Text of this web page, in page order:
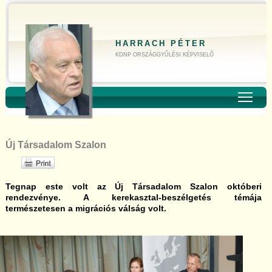
HARRACH PÉTER
KDNP ORSZÁGGYŰLÉSI KÉPVISELŐ
Új Társadalom Szalon
Tegnap este volt az Új Társadalom Szalon októberi
rendezvénye. A kerekasztal-beszélgetés témája
természetesen a migrációs válság volt.